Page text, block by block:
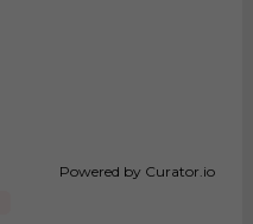
Powered by Curator.io